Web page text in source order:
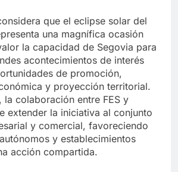
que el eclipse solar del
una magnífica ocasión
la capacidad de Segovia para
acontecimientos de interés
de promoción,
y proyección territorial.
la colaboración entre FES y
extender la iniciativa al conjunto
y comercial, favoreciendo
y establecimientos
acción compartida.